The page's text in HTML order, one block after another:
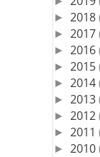
► 2018
► 2017
► 2016
► 2015
► 2014
► 2013
► 2012
► 2011
► 2010